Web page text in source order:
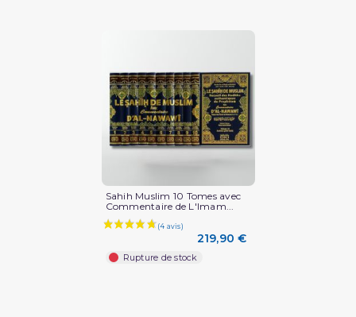
Sahih Muslim 10 Tomes avec
Commentaire de L'Imam...
219,90 €
Rupture de stock